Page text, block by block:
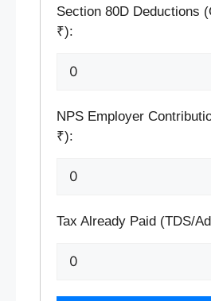
Section 80D Deductions
₹):
NPS Employer
₹):
Tax Already Paid (TDS/